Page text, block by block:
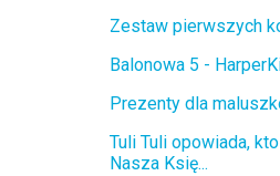
Zestaw pierwszych
Balonowa 5 -
Prezenty dla
Tuli Tuli opowiada,
Nasza Księ...